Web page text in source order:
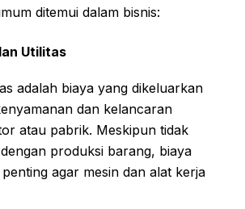
ditemui dalam bisnis:
Utilitas
adalah biaya yang dikeluarkan
dan kelancaran
atau pabrik. Meskipun tidak
produksi barang, biaya
agar mesin dan alat kerja